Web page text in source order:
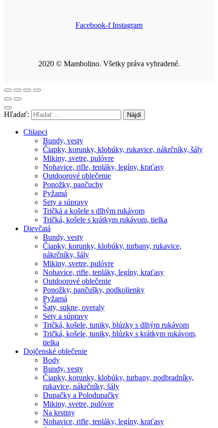
Facebook-f Instagram
2020 © Mambolino. Všetky práva vyhradené.
Hľadať:
Chlapci
Bundy, vesty
Čiapky, korunky, klobúky, rukavice, nákrčníky, šály
Mikiny, svetre, pulóvre
Nohavice, rifle, tepláky, legíny, kraťasy
Outdoorové oblečenie
Ponožky, pančuchy
Pyžamá
Sety a súpravy
Tričká a košele s dlhým rukávom
Tričká, košele s krátkym rukávom, tielka
Dievčatá
Bundy, vesty
Čiapky, korunky, klobúky, turbany, rukavice,
nákrčníky, šály
Mikiny, svetre, pulóvre
Nohavice, rifle, tepláky, legíny, kraťasy
Outdoorové oblečenie
Ponožky, pančušky, podkolienky
Pyžamá
Šaty, sukne, overaly
Sety a súpravy
Tričká, košele, tuniky, blúzky s dlhým rukávom
Tričká, košele, tuniky, blúzky s krátkym rukávom,
tielka
Dojčenské oblečenie
Body
Bundy, vesty
Čiapky, korunky, klobúky, turbany, podbradníky,
rukavice, nákrčníky, šály
Dupačky a Polodupačky
Mikiny, svetre, pulóvre
Na krstiny
Nohavice, rifle, tepláky, legíny, kraťasy